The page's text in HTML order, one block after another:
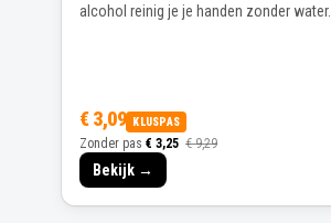
alcohol reinig je je handen zonder water.
€ 3,09 KLUSPAS
Zonder pas € 3,25 € 9,29
Bekijk →